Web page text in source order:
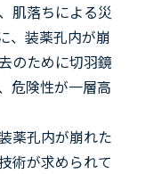
肌落ちによる災
、装薬孔内が崩
のために切羽鏡
危険性が一層高
薬孔内が崩れた
術が求められて